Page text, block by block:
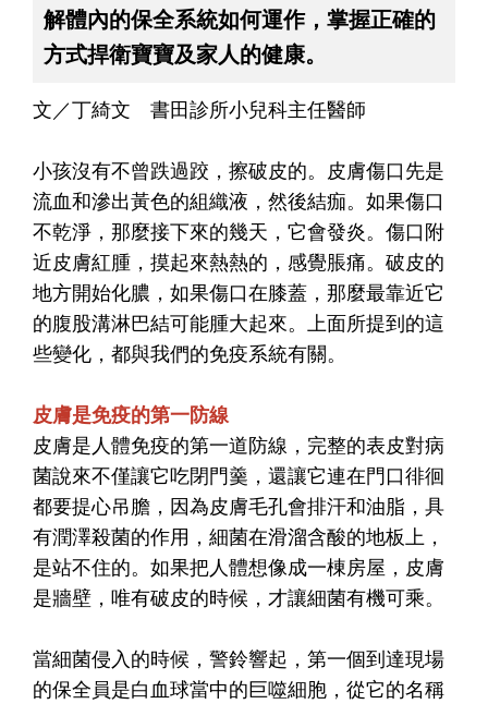
解體內的保全系統如何運作，掌握正確的
方式捍衛寶寶及家人的健康。
文／丁綺文 書田診所小兒科主任醫師
小孩沒有不曾跌過跤，擦破皮的。皮膚傷口先是
流血和滲出黃色的組織液，然後結痂。如果傷口
不乾淨，那麼接下來的幾天，它會發炎。傷口附
近皮膚紅腫，摸起來熱熱的，感覺脹痛。破皮的
地方開始化膿，如果傷口在膝蓋，那麼最靠近它
的腹股溝淋巴結可能腫大起來。上面所提到的這
些變化，都與我們的免疫系統有關。
皮膚是免疫的第一防線
皮膚是人體免疫的第一道防線，完整的表皮對病
菌說來不僅讓它吃閉門羹，還讓它連在門口徘徊
都要提心吊膽，因為皮膚毛孔會排汗和油脂，具
有潤澤殺菌的作用，細菌在滑溜含酸的地板上，
是站不住的。如果把人體想像成一棟房屋，皮膚
是牆壁，唯有破皮的時候，才讓細菌有機可乘。
當細菌侵入的時候，警鈴響起，第一個到達現場
的保全員是白血球當中的巨噬細胞，從它的名稱